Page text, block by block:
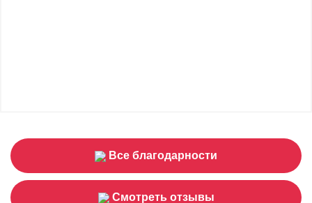
Все благодарности
Смотреть отзывы